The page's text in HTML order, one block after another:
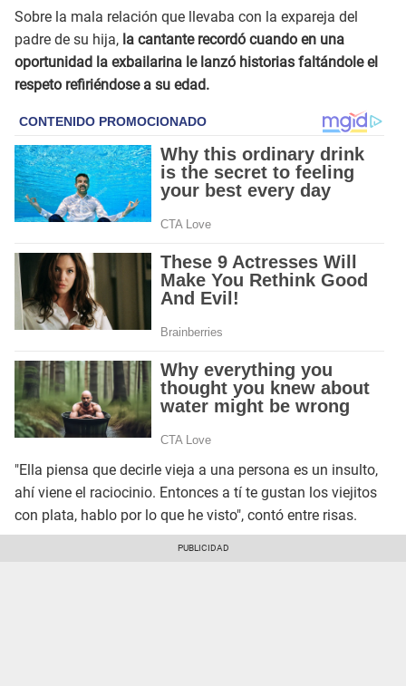
Sobre la mala relación que llevaba con la expareja del
padre de su hija, la cantante recordó cuando en una
oportunidad la exbailarina le lanzó historias faltándole el
respeto refiriéndose a su edad.
"Ella piensa que decirle vieja a una persona es un insulto,
ahí viene el raciocinio. Entonces a tí te gustan los viejitos
con plata, hablo por lo que he visto", contó entre risas.